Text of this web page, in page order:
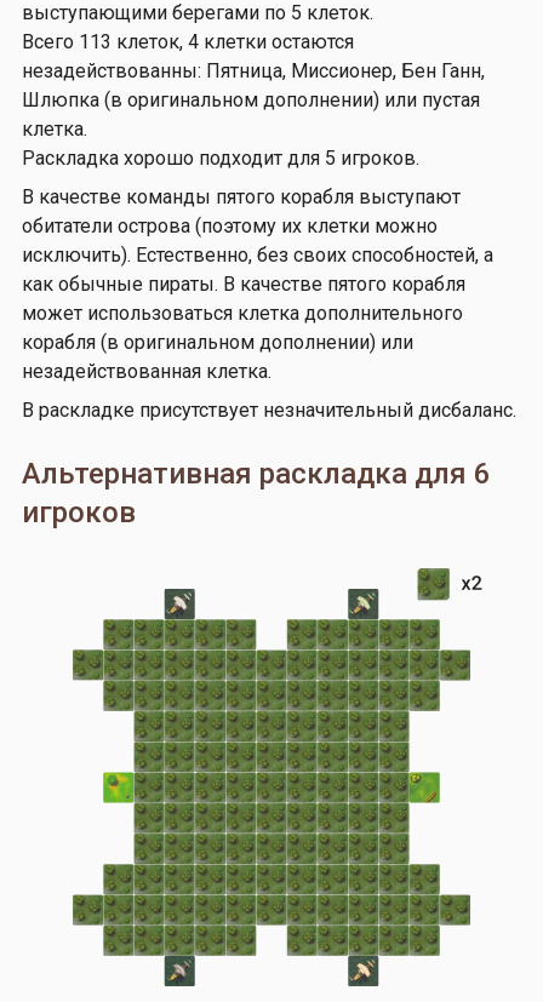
выступающими берегами по 5 клеток.
Всего 113 клеток, 4 клетки остаются
незадействованны: Пятница, Миссионер, Бен Ганн,
Шлюпка (в оригинальном дополнении) или пустая
клетка.
Раскладка хорошо подходит для 5 игроков.
В качестве команды пятого корабля выступают
обитатели острова (поэтому их клетки можно
исключить). Естественно, без своих способностей, а
как обычные пираты. В качестве пятого корабля
может использоваться клетка дополнительного
корабля (в оригинальном дополнении) или
незадействованная клетка.
В раскладке присутствует незначительный дисбаланс.
Альтернативная раскладка для 6
игроков